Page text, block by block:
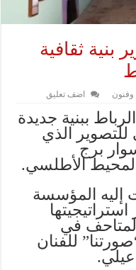
بنية ثقافية
وفنون اضف تعليق
ببنية جديدة
الذي
برج
الأطلسي.
إليه المؤسسة
المتاحف في
للفنان